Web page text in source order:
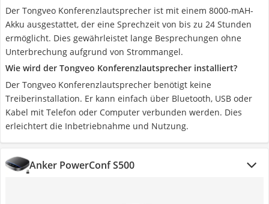
Der Tongveo Konferenzlautsprecher ist mit einem 8000-mAH-
Akku ausgestattet, der eine Sprechzeit von bis zu 24 Stunden
ermöglicht. Dies gewährleistet lange Besprechungen ohne
Unterbrechung aufgrund von Strommangel.
Wie wird der Tongveo Konferenzlautsprecher installiert?
Der Tongveo Konferenzlautsprecher benötigt keine
Treiberinstallation. Er kann einfach über Bluetooth, USB oder
Kabel mit Telefon oder Computer verbunden werden. Dies
erleichtert die Inbetriebnahme und Nutzung.
Anker PowerConf S500